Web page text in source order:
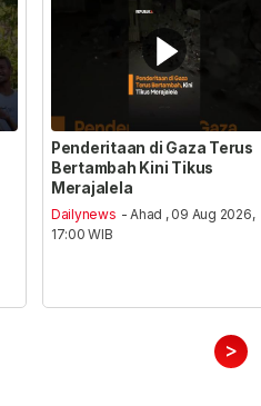
Penderitaan di Gaza Terus
Bertambah Kini Tikus
Merajalela
Dailynews - Ahad , 09 Aug 2026,
17:00 WIB
>